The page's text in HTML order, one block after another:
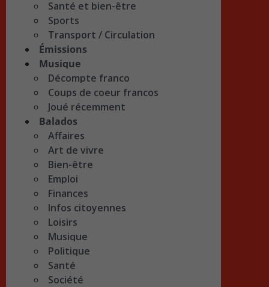
Santé et bien-être
Sports
Transport / Circulation
Émissions
Musique
Décompte franco
Coups de coeur francos
Joué récemment
Balados
Affaires
Art de vivre
Bien-être
Emploi
Finances
Infos citoyennes
Loisirs
Musique
Politique
Santé
Société